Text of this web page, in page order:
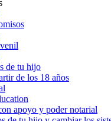
de tu hijo
de los 18 años
apoyo y poder notarial